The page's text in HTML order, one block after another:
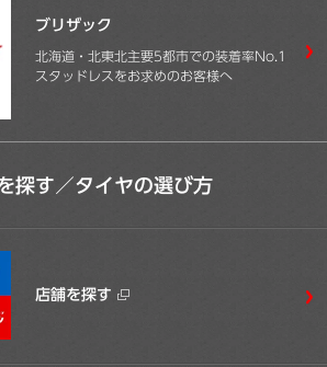
ブリザック
北海道・北東北主要5都市での装着率No.1
スタッドレスをお求めのお客様へ
探す／タイヤの選び方
店舗を探す